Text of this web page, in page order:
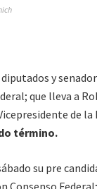
y
que lleva a
de la
término.
su pre